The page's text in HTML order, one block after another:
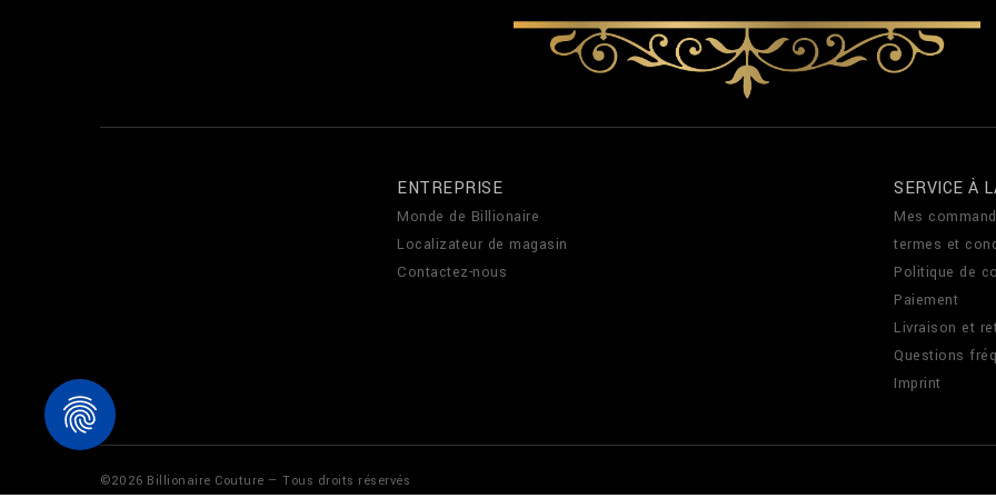
ENTREPRISE
Monde de Billionaire
Localizateur de magasin
Contactez-nous
SERVICE À
Mes
termes et
Politique de
Paiement
Livraison et
Questions
Imprint
©2026 Billionaire Couture — Tous droits réservés